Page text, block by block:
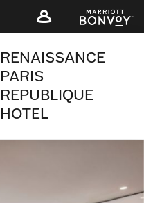
RENAISSANCE
PARIS
REPUBLIQUE
HOTEL